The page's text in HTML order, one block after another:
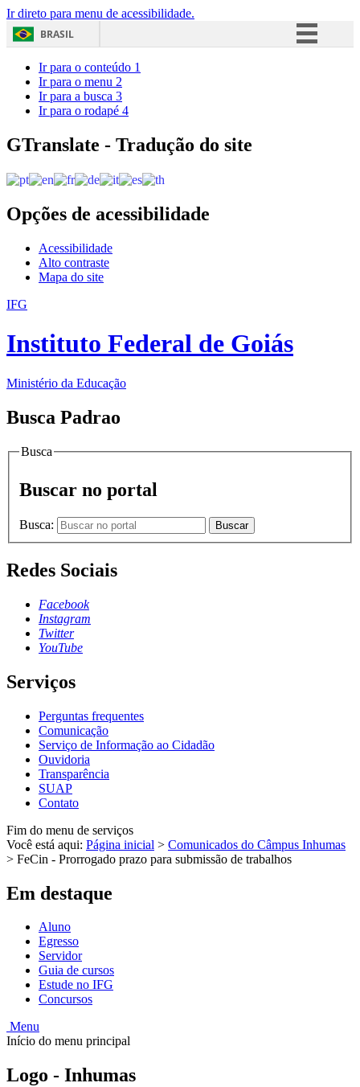
Ir direto para menu de acessibilidade.
BRASIL
Acesso à informação
Ir para o conteúdo 1
Ir para o menu 2
Ir para a busca 3
Ir para o rodapé 4
GTranslate - Tradução do site
Opções de acessibilidade
Acessibilidade
Alto contraste
Mapa do site
IFG
Instituto Federal de Goiás
Ministério da Educação
Busca Padrao
Busca
Buscar no portal
Busca: Buscar
Redes Sociais
Facebook
Instagram
Twitter
YouTube
Serviços
Perguntas frequentes
Comunicação
Serviço de Informação ao Cidadão
Ouvidoria
Transparência
SUAP
Contato
Fim do menu de serviços
Você está aqui: Página inicial > Comunicados do Câmpus Inhumas
> FeCin - Prorrogado prazo para submissão de trabalhos
Em destaque
Aluno
Egresso
Servidor
Guia de cursos
Estude no IFG
Concursos
Menu
Início do menu principal
Logo - Inhumas